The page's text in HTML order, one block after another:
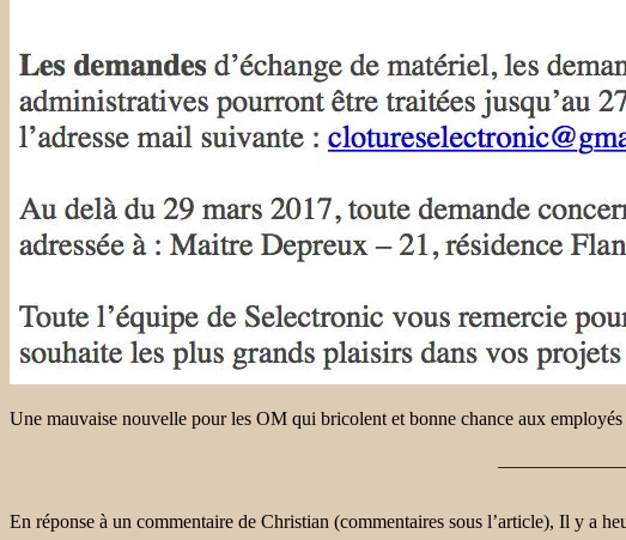
Une mauvaise nouvelle pour les OM qui bricolent et bonne chance aux
En réponse à un commentaire de Christian (commentaires sous l’article), Il y a